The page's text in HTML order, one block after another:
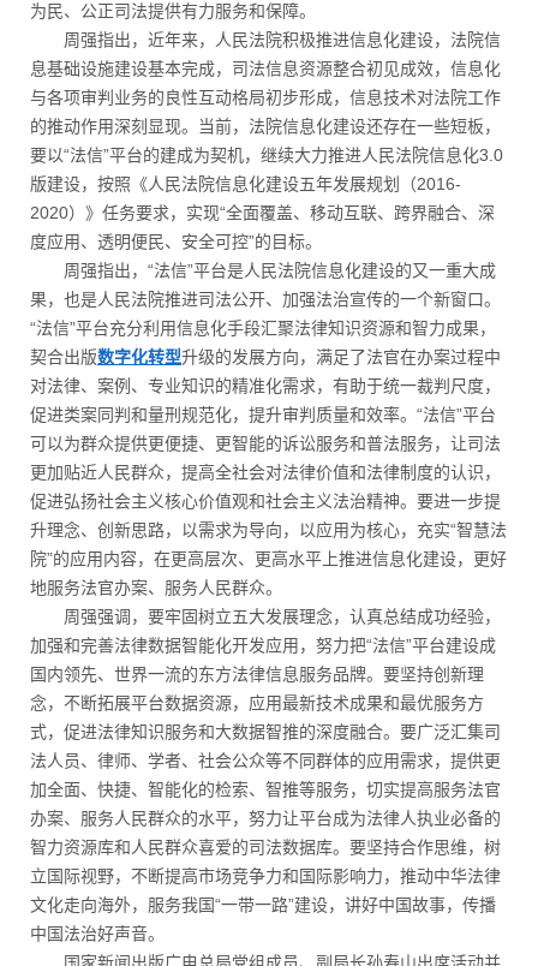
为民、公正司法提供有力服务和保障。
周强指出，近年来，人民法院积极推进信息化建设，法院信
息基础设施建设基本完成，司法信息资源整合初见成效，信息化
与各项审判业务的良性互动格局初步形成，信息技术对法院工作
的推动作用深刻显现。当前，法院信息化建设还存在一些短板，
要以“法信”平台的建成为契机，继续大力推进人民法院信息化3.0
版建设，按照《人民法院信息化建设五年发展规划（2016-
2020）》任务要求，实现“全面覆盖、移动互联、跨界融合、深
度应用、透明便民、安全可控”的目标。
周强指出，“法信”平台是人民法院信息化建设的又一重大成
果，也是人民法院推进司法公开、加强法治宣传的一个新窗口。
“法信”平台充分利用信息化手段汇聚法律知识资源和智力成果，
契合出版数字化转型升级的发展方向，满足了法官在办案过程中
对法律、案例、专业知识的精准化需求，有助于统一裁判尺度，
促进类案同判和量刑规范化，提升审判质量和效率。“法信”平台
可以为群众提供更便捷、更智能的诉讼服务和普法服务，让司法
更加贴近人民群众，提高全社会对法律价值和法律制度的认识，
促进弘扬社会主义核心价值观和社会主义法治精神。要进一步提
升理念、创新思路，以需求为导向，以应用为核心，充实“智慧法
院”的应用内容，在更高层次、更高水平上推进信息化建设，更好
地服务法官办案、服务人民群众。
周强强调，要牢固树立五大发展理念，认真总结成功经验，
加强和完善法律数据智能化开发应用，努力把“法信”平台建设成
国内领先、世界一流的东方法律信息服务品牌。要坚持创新理
念，不断拓展平台数据资源，应用最新技术成果和最优服务方
式，促进法律知识服务和大数据智推的深度融合。要广泛汇集司
法人员、律师、学者、社会公众等不同群体的应用需求，提供更
加全面、快捷、智能化的检索、智推等服务，切实提高服务法官
办案、服务人民群众的水平，努力让平台成为法律人执业必备的
智力资源库和人民群众喜爱的司法数据库。要坚持合作思维，树
立国际视野，不断提高市场竞争力和国际影响力，推动中华法律
文化走向海外，服务我国“一带一路”建设，讲好中国故事，传播
中国法治好声音。